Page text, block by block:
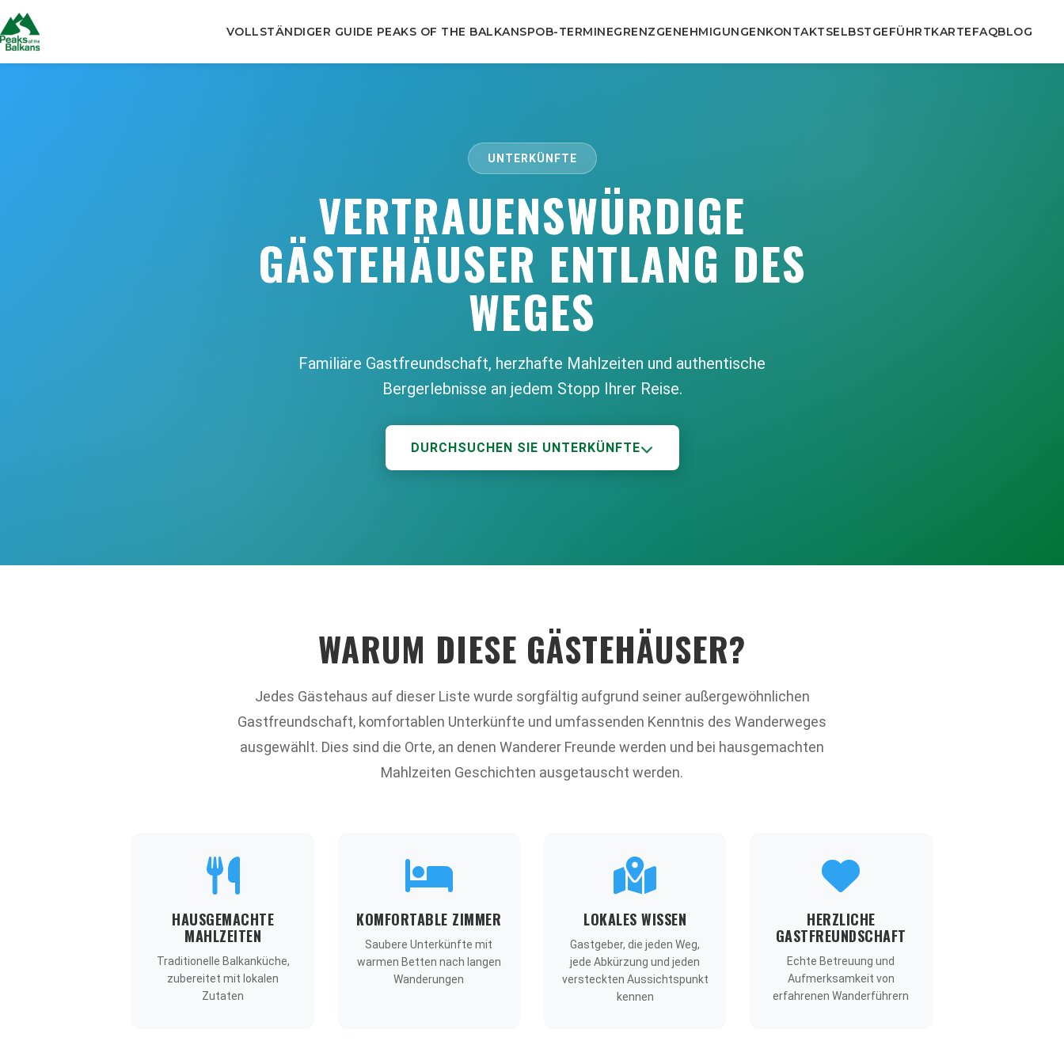
VOLLSTÄNDIGER GUIDE PEAKS OF THE BALKANSPOB-TERMINEGRENZGENEHMIGUNGENKONTAKTSELBSTGEFÜHRTKARTEFAQBLOG
UNTERKÜNFTE
VERTRAUENSWÜRDIGE
GÄSTEHÄUSER ENTLANG DES
WEGES
Familiäre Gastfreundschaft, herzhafte Mahlzeiten und authentische
Bergerlebnisse an jedem Stopp Ihrer Reise.
DURCHSUCHEN SIE UNTERKÜNFTE
WARUM DIESE GÄSTEHÄUSER?
Jedes Gästehaus auf dieser Liste wurde sorgfältig aufgrund seiner außergewöhnlichen
Gastfreundschaft, komfortablen Unterkünfte und umfassenden Kenntnis des Wanderweges
ausgewählt. Dies sind die Orte, an denen Wanderer Freunde werden und bei hausgemachten
Mahlzeiten Geschichten ausgetauscht werden.
HAUSGEMACHTE
MAHLZEITEN
Traditionelle Balkanküche,
zubereitet mit lokalen
Zutaten
KOMFORTABLE ZIMMER
Saubere Unterkünfte mit
warmen Betten nach langen
Wanderungen
LOKALES WISSEN
Gastgeber, die jeden Weg,
jede Abkürzung und jeden
versteckten Aussichtspunkt
kennen
HERZLICHE
GASTFREUNDSCHAFT
Echte Betreuung und
Aufmerksamkeit von
erfahrenen Wanderführern